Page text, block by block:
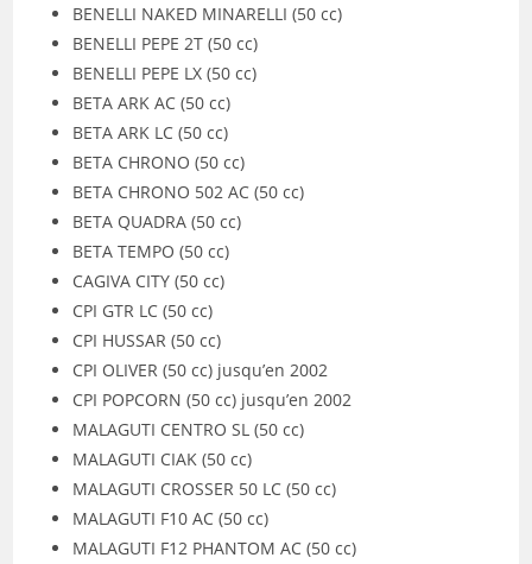
BENELLI NAKED MINARELLI (50 cc)
BENELLI PEPE 2T (50 cc)
BENELLI PEPE LX (50 cc)
BETA ARK AC (50 cc)
BETA ARK LC (50 cc)
BETA CHRONO (50 cc)
BETA CHRONO 502 AC (50 cc)
BETA QUADRA (50 cc)
BETA TEMPO (50 cc)
CAGIVA CITY (50 cc)
CPI GTR LC (50 cc)
CPI HUSSAR (50 cc)
CPI OLIVER (50 cc) jusqu’en 2002
CPI POPCORN (50 cc) jusqu’en 2002
MALAGUTI CENTRO SL (50 cc)
MALAGUTI CIAK (50 cc)
MALAGUTI CROSSER 50 LC (50 cc)
MALAGUTI F10 AC (50 cc)
MALAGUTI F12 PHANTOM AC (50 cc)